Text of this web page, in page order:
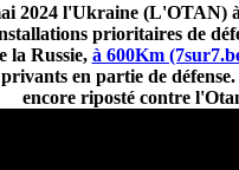
2024 l'Ukraine (L'OTAN)
prioritaires de
la Russie, à 600Km
en partie de
encore riposté contre